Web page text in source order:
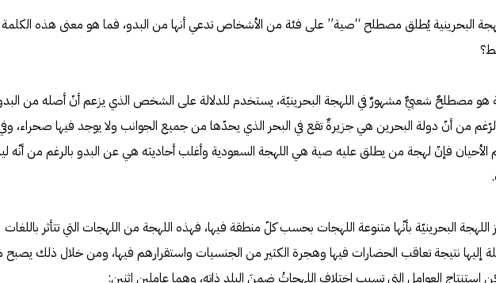
البحرينية يُطلق مصطلح “صية” على فئة من الأشخاص تدعي أنها من البدو، فما هو معنى هذه الكلمة
مصطلحٌ شعبيٌّ مشهورٌ في اللهجة البحرينيّة، يستخدم للدلالة على الشخص الذي يزعم أنّ أصله من
من أنّ دولة البحرين هي جزيرةٌ تقع في البحر الذي يحدّها من جميع الجوانب ولا يوجد فيها صحراء،
فإنّ لهجة من يطلق عليه صية هي اللهجة السعودية وأغلب أحاديثه هي عن البدو بالرغم من أنّه
اللهجة البحرينيّة بأنّها متنوعة اللهجات بحسب كلّ منطقة فيها، فهذه اللهجة من اللهجات التي تتأثر باللغات
إليها نتيجة تعاقب الحضارات فيها وهجرة الكثير من الجنسيات واستقرارهم فيها، ومن خلال ذلك
استنتاج العوامل التي تسبب اختلاف اللهجاتُ ضمنَ البلدِ ذاته، وهما عاملين اثنين: